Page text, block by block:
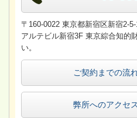
〒160-0022 東京都新宿区新宿2-
アルテビル新宿3F 東京綜合知的
い。
ご契約までの流
弊所へのアクセ